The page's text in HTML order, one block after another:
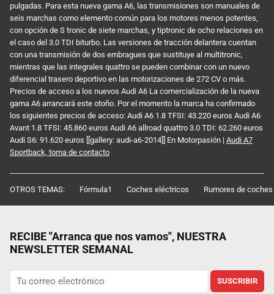
pulgadas. Para esta nueva gama A6, las transmisiones son manuales de
seis marchas como elemento común para los motores menos potentes,
con opción de S tronic de siete marchas, y tiptronic de ocho relaciones en
el caso del 3.0 TDI biturbo. Las versiones de tracción delantera cuentan
con una transmisión de dos embragues que sustituye al multitronic,
mientras que las integrales quattro se pueden combinar con un nuevo
diferencial trasero deportivo en las motorizaciones de 272 CV o más.
Precios de acceso a los nuevos Audi A6 La comercialización de la nueva
gama A6 arrancará este otoño. Por el momento la marca ha confirmado
los siguientes precios de acceso: Audi A6 1.8 TFSI: 43.220 euros Audi A6
Avant 1.8 TFSI: 45.860 euros Audi A6 allroad quattro 3.0 TDI: 62.260 euros
Audi S6: 91.620 euros [[gallery: audi-a6-2014]] En Motorpasión | Audi A7
Sportback, toma de contacto
OTROS TEMAS: Fórmula1 Coches eléctricos Rumores de coches
RECIBE "Arranca que nos vamos", NUESTRA
NEWSLETTER SEMANAL
SUSCRIBIR